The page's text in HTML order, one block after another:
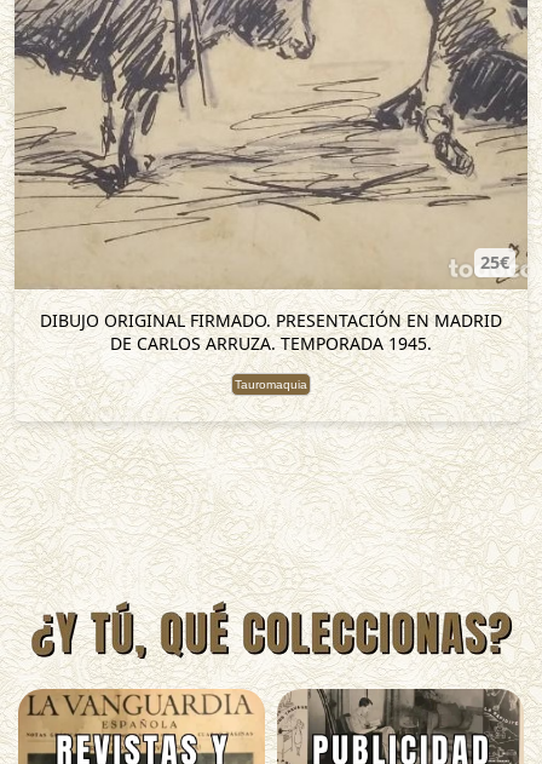
25€
DIBUJO ORIGINAL FIRMADO. PRESENTACIÓN EN MADRID
DE CARLOS ARRUZA. TEMPORADA 1945.
Tauromaquia